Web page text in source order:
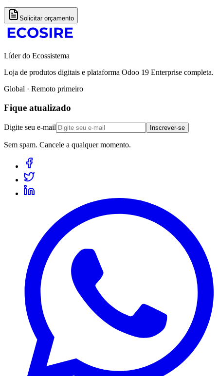
Solicitar orçamento
Líder do Ecossistema
Loja de produtos digitais e plataforma Odoo 19 Enterprise completa.
Global · Remoto primeiro
Fique atualizado
Digite seu e-mail Inscrever-se
Sem spam. Cancele a qualquer momento.